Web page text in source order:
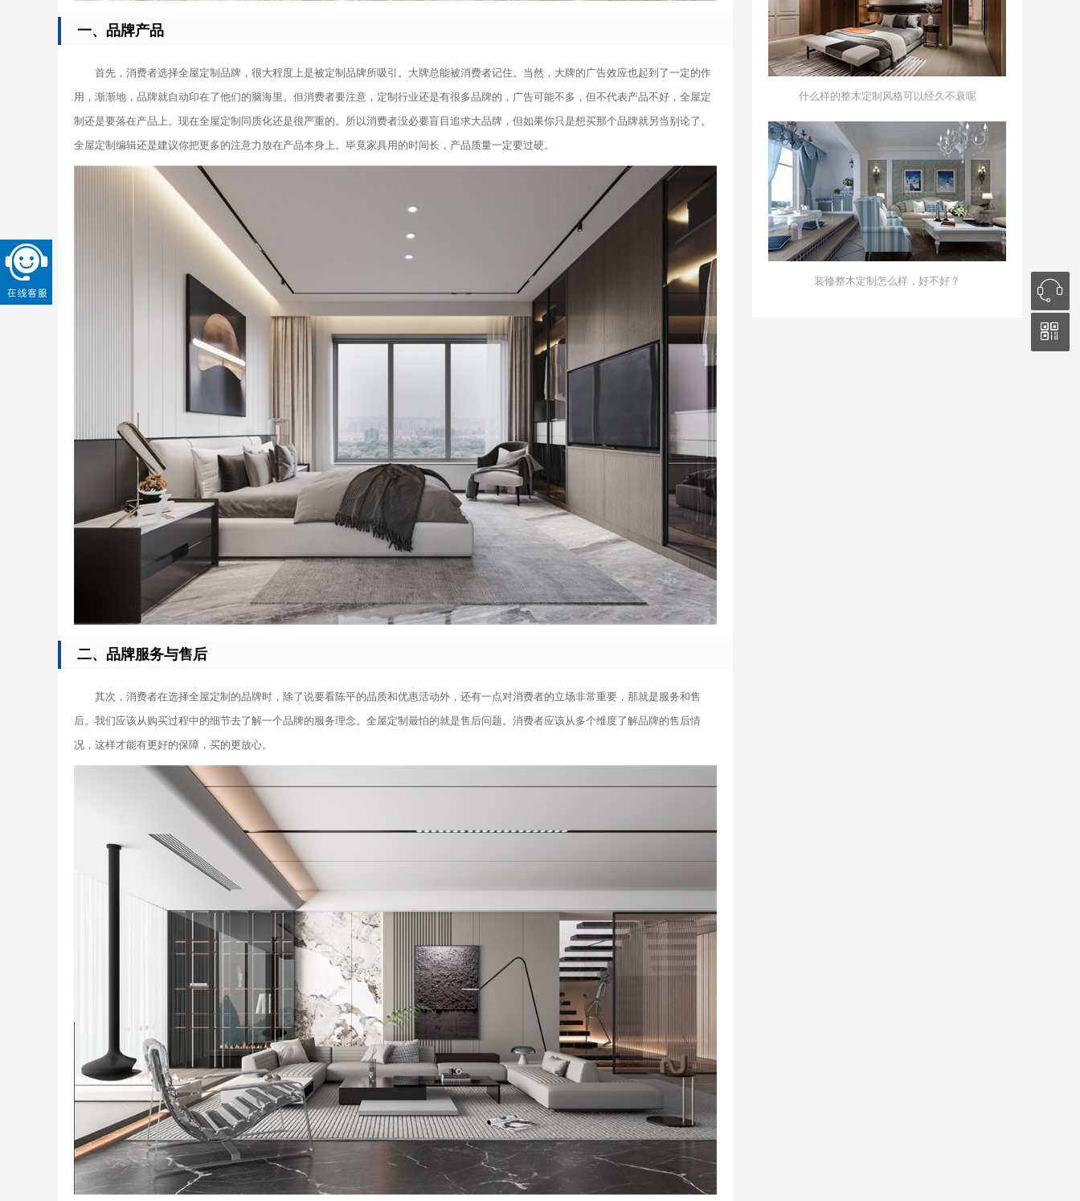
一、品牌产品
首先，消费者选择全屋定制品牌，很大程度上是被定制品牌所吸引。大牌总能被消费者记住。当然，大牌的广告效应也起到了一定的作
用，渐渐地，品牌就自动印在了他们的脑海里。但消费者要注意，定制行业还是有很多品牌的，广告可能不多，但不代表产品不好，全屋定
制还是要落在产品上。现在全屋定制同质化还是很严重的。所以消费者没必要盲目追求大品牌，但如果你只是想买那个品牌就另当别论了。
全屋定制编辑还是建议你把更多的注意力放在产品本身上。毕竟家具用的时间长，产品质量一定要过硬。
二、品牌服务与售后
其次，消费者在选择全屋定制的品牌时，除了说要看陈平的品质和优惠活动外，还有一点对消费者的立场非常重要，那就是服务和售
后。我们应该从购买过程中的细节去了解一个品牌的服务理念。全屋定制最怕的就是售后问题。消费者应该从多个维度了解品牌的售后情
况，这样才能有更好的保障，买的更放心。
什么样的整木定制风格可以经久不衰呢
装修整木定制怎么样，好不好？